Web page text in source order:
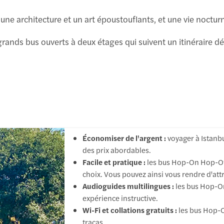
deux
du
architecture et un art époustouflants, et une vie
bus ouverts à deux étages qui suivent un itinéraire
Économiser de l'argent :voyager à
des prix abordables.
Facile et pratique : les bus Hop-On Hop-
choix. Vous pouvez ainsi vous rendre
Audioguides multilingues : les bus Hop-
expérience instructive.
Wi-Fi et collations gratuits : les bus Hop-
tracas.